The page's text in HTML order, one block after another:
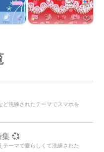
ど洗練されたテーマでスマホを
💞
テーマで愛らしくて洗練された